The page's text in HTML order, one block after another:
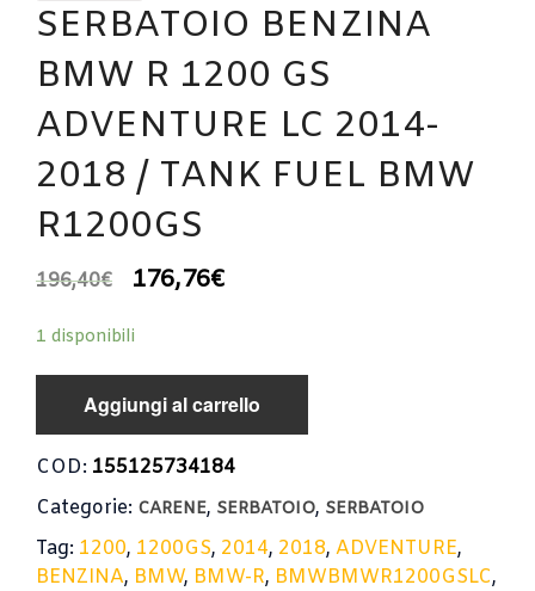
SERBATOIO BENZINA
BMW R 1200 GS
ADVENTURE LC 2014-
2018 / TANK FUEL BMW
R1200GS
196,40€ 176,76€
1 disponibili
Aggiungi al carrello
COD: 155125734184
Categorie: CARENE, SERBATOIO, SERBATOIO
Tag: 1200, 1200GS, 2014, 2018, ADVENTURE,
BENZINA, BMW, BMW-R, BMWBMWR1200GSLC,